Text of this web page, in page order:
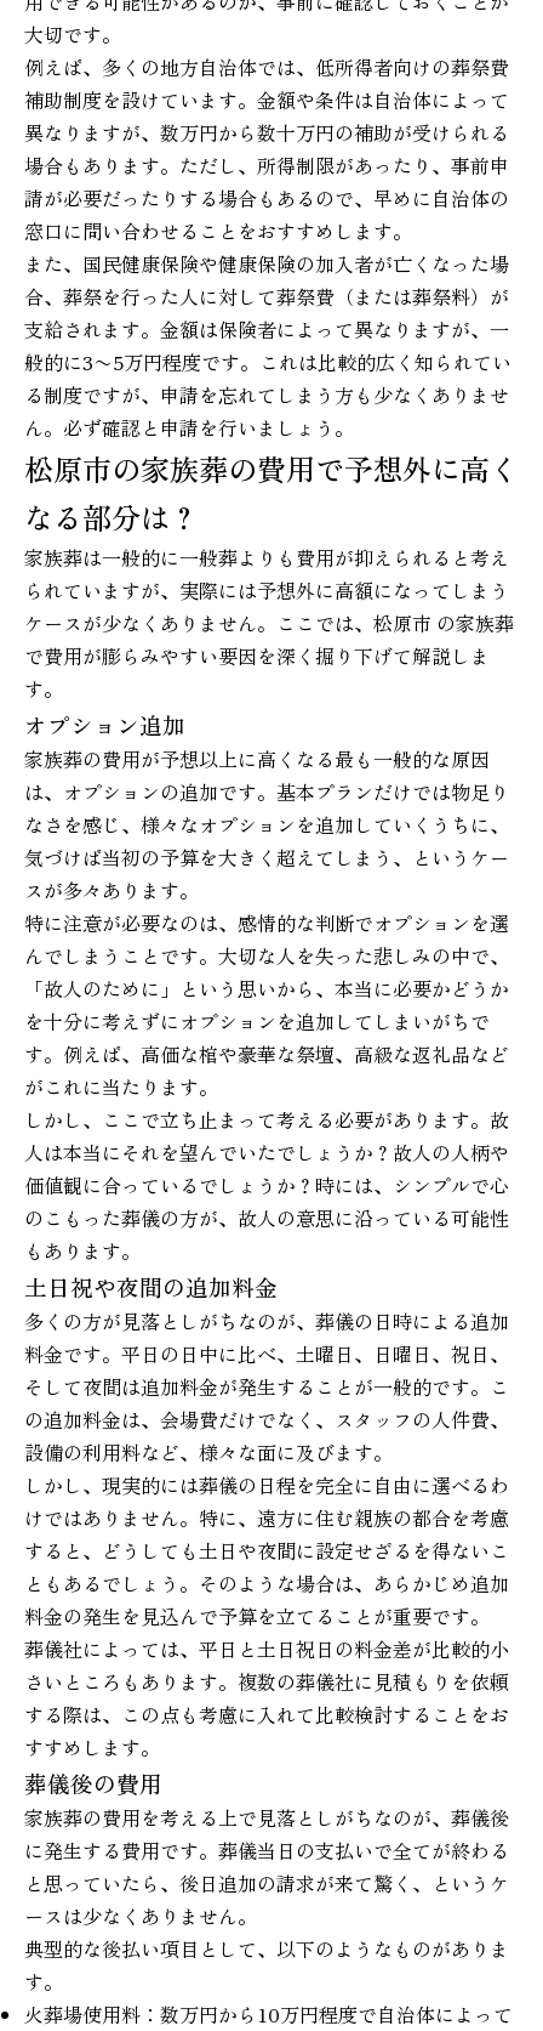
大切です。
例えば、多くの地方自治体では、低所得者向けの葬祭費
補助制度を設けています。金額や条件は自治体によって
異なりますが、数万円から数十万円の補助が受けられる
場合もあります。ただし、所得制限があったり、事前申
請が必要だったりする場合もあるので、早めに自治体の
窓口に問い合わせることをおすすめします。
また、国民健康保険や健康保険の加入者が亡くなった場
合、葬祭を行った人に対して葬祭費（または葬祭料）が
支給されます。金額は保険者によって異なりますが、一
般的に3〜5万円程度です。これは比較的広く知られてい
る制度ですが、申請を忘れてしまう方も少なくありませ
ん。必ず確認と申請を行いましょう。
松原市の家族葬の費用で予想外に高く
なる部分は？
家族葬は一般的に一般葬よりも費用が抑えられると考え
られていますが、実際には予想外に高額になってしまう
ケースが少なくありません。ここでは、松原市 の家族葬
で費用が膨らみやすい要因を深く掘り下げて解説しま
す。
オプション追加
家族葬の費用が予想以上に高くなる最も一般的な原因
は、オプションの追加です。基本プランだけでは物足り
なさを感じ、様々なオプションを追加していくうちに、
気づけば当初の予算を大きく超えてしまう、というケー
スが多々あります。
特に注意が必要なのは、感情的な判断でオプションを選
んでしまうことです。大切な人を失った悲しみの中で、
「故人のために」という思いから、本当に必要かどうか
を十分に考えずにオプションを追加してしまいがちで
す。例えば、高価な棺や豪華な祭壇、高級な返礼品など
がこれに当たります。
しかし、ここで立ち止まって考える必要があります。故
人は本当にそれを望んでいたでしょうか？故人の人柄や
価値観に合っているでしょうか？時には、シンプルで心
のこもった葬儀の方が、故人の意思に沿っている可能性
もあります。
土日祝や夜間の追加料金
多くの方が見落としがちなのが、葬儀の日時による追加
料金です。平日の日中に比べ、土曜日、日曜日、祝日、
そして夜間は追加料金が発生することが一般的です。こ
の追加料金は、会場費だけでなく、スタッフの人件費、
設備の利用料など、様々な面に及びます。
しかし、現実的には葬儀の日程を完全に自由に選べるわ
けではありません。特に、遠方に住む親族の都合を考慮
すると、どうしても土日や夜間に設定せざるを得ないこ
ともあるでしょう。そのような場合は、あらかじめ追加
料金の発生を見込んで予算を立てることが重要です。
葬儀社によっては、平日と土日祝日の料金差が比較的小
さいところもあります。複数の葬儀社に見積もりを依頼
する際は、この点も考慮に入れて比較検討することをお
すすめします。
葬儀後の費用
家族葬の費用を考える上で見落としがちなのが、葬儀後
に発生する費用です。葬儀当日の支払いで全てが終わる
と思っていたら、後日追加の請求が来て驚く、というケ
ースは少なくありません。
典型的な後払い項目として、以下のようなものがありま
す。
火葬場使用料：数万円から10万円程度で自治体によって